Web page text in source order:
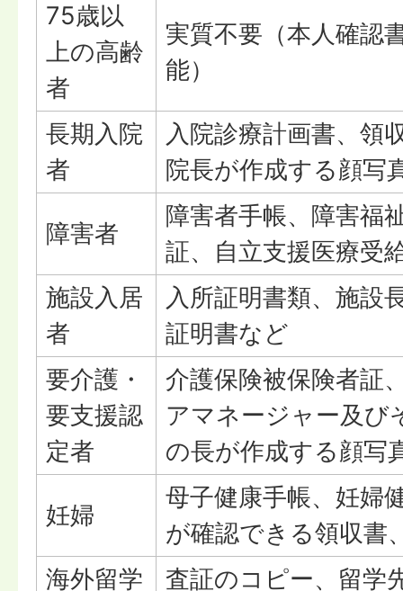
75歳以
上の高齢
者
実質不要（本人確認
能）
長期入院
者
入院診療計画書、領
院長が作成する顔写
障害者
障害者手帳、障害福
証、自立支援医療受
施設入居
者
入所証明書類、施設
証明書など
要介護・
要支援認
定者
介護保険被保険者証
アマネージャー及び
の長が作成する顔写
妊婦
母子健康手帳、妊婦
が確認できる領収書
海外留学
査証のコピー、留学